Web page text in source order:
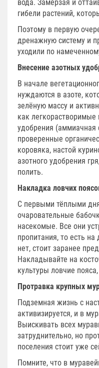
вода. Замерзая и
гибели растений,
Поэтому в первую
дренажную систему и
уходили по
Внесение азотных
В начале
нуждаются в азоте,
зелёную массу и
как
удобрения (аммиачная
проверенные
коровяка, настой
азотного удобрения
полить.
Накладка ловчих
С первыми тёплыми
очаровательные
насекомые. Все они
пропитания, то есть
нет, стоит заранее
Накладывайте на
культуры ловчие
Протравка крупных
Подземная жизнь с
активизируется, и в
Выискивать всех
затруднительно, но
поселения стоит уже
Помните, что в